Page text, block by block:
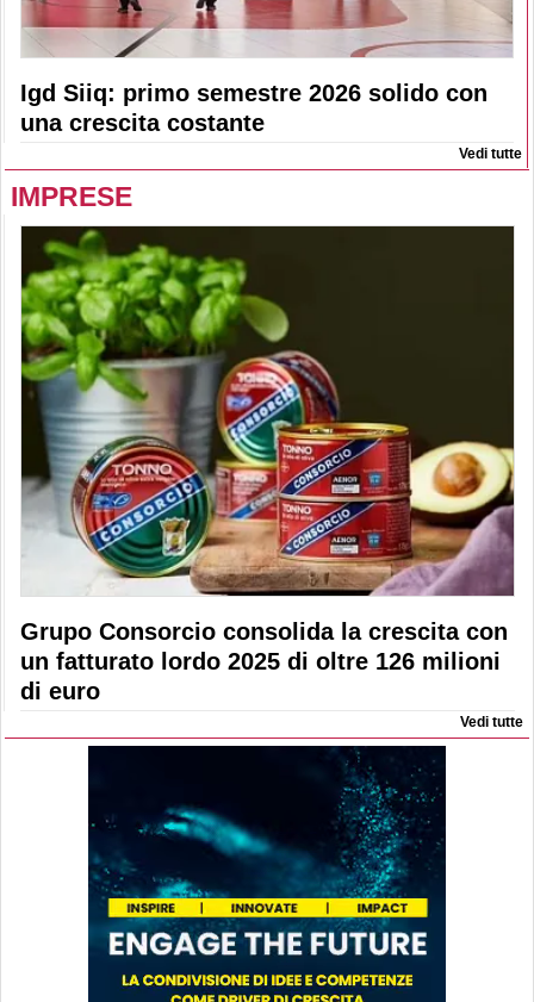
Igd Siiq: primo semestre 2026 solido con
una crescita costante
Vedi tutte
IMPRESE
Grupo Consorcio consolida la crescita con
un fatturato lordo 2025 di oltre 126 milioni
di euro
Vedi tutte